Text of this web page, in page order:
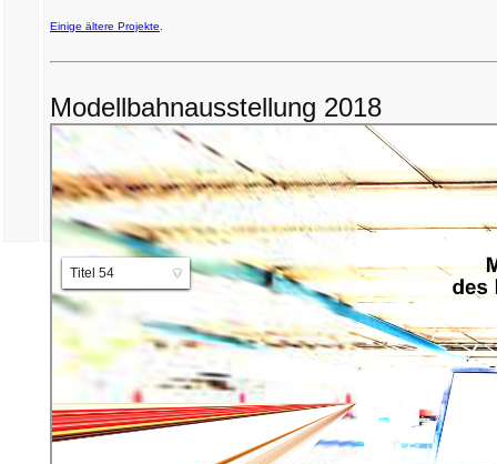
Einige ältere Projekte
Modellbahnausstellung 2018